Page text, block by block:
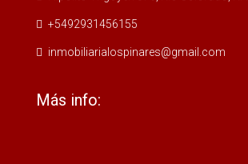
+5492931456155
inmobiliarialospinares@gmail.com
Más info: